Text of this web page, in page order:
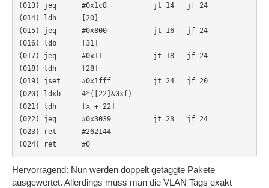
(013) jeq      #0x1c8           jt 14   jf 24
(014) ldh      [20]
(015) jeq      #0x800           jt 16   jf 24
(016) ldb      [31]
(017) jeq      #0x11            jt 18   jf 24
(018) ldh      [28]
(019) jset     #0x1fff          jt 24   jf 20
(020) ldxb     4*([22]&0xf)
(021) ldh      [x + 22]
(022) jeq      #0x3039          jt 23   jf 24
(023) ret      #262144
(024) ret      #0
Hervorragend: Nun werden doppelt getaggte Pakete
ausgewertet. Allerdings muss man die VLAN Tags exakt